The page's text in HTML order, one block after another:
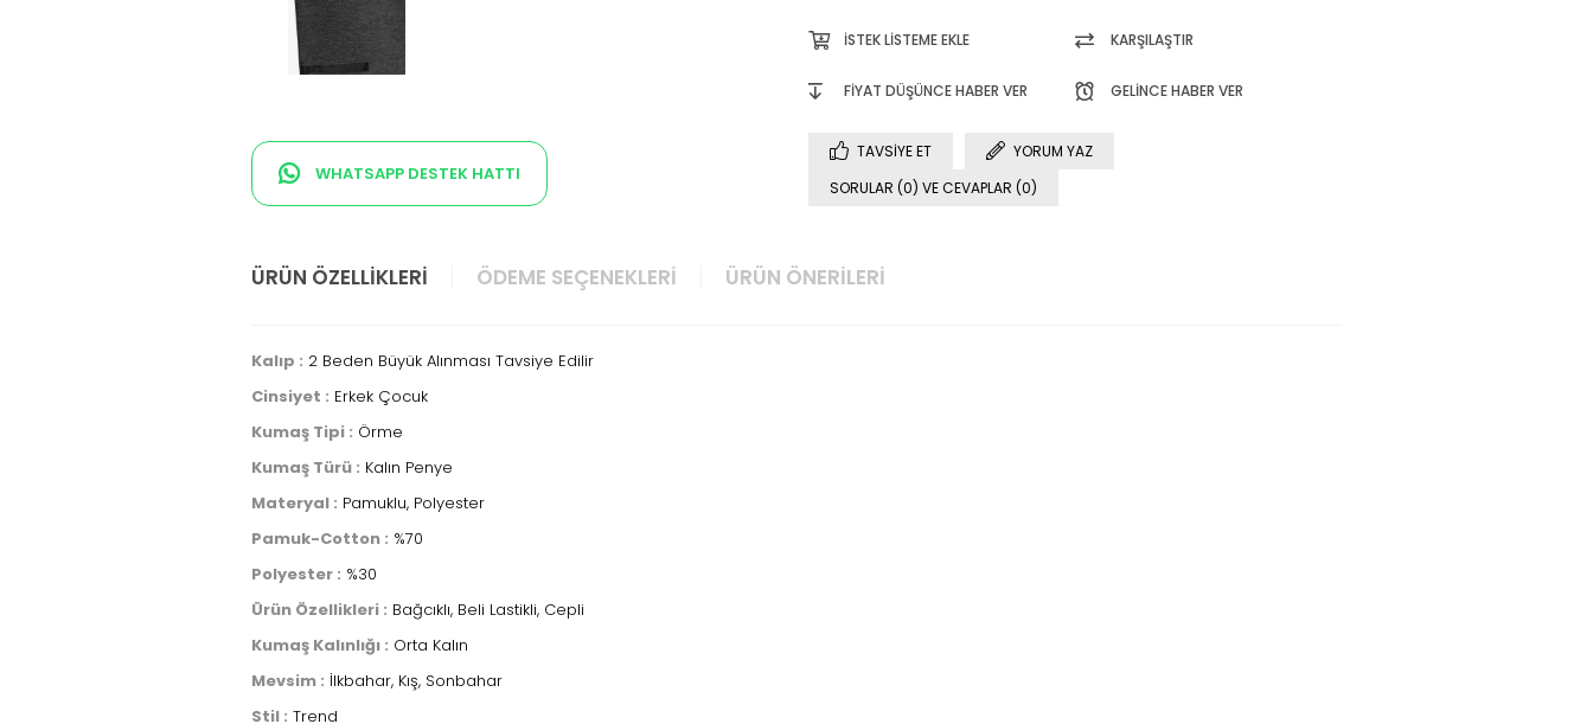
WHATSAPP DESTEK HATTI
İSTEK LISTEME EKLE KARŞILAŞTIR
FIYAT DÜŞÜNCE HABER VER GELINCE HABER VER
TAVSIYE ET
YORUM YAZ
SORULAR (0) VE CEVAPLAR (0)
ÜRÜN ÖZELLIKLERI ÖDEME SEÇENEKLERI ÜRÜN ÖNERILERI
Kalıp : 2 Beden Büyük Alınması Tavsiye Edilir
Cinsiyet : Erkek Çocuk
Kumaş Tipi : Örme
Kumaş Türü : Kalın Penye
Materyal : Pamuklu, Polyester
Pamuk-Cotton : %70
Polyester : %30
Ürün Özellikleri : Bağcıklı, Beli Lastikli, Cepli
Kumaş Kalınlığı : Orta Kalın
Mevsim : İlkbahar, Kış, Sonbahar
Stil : Trend